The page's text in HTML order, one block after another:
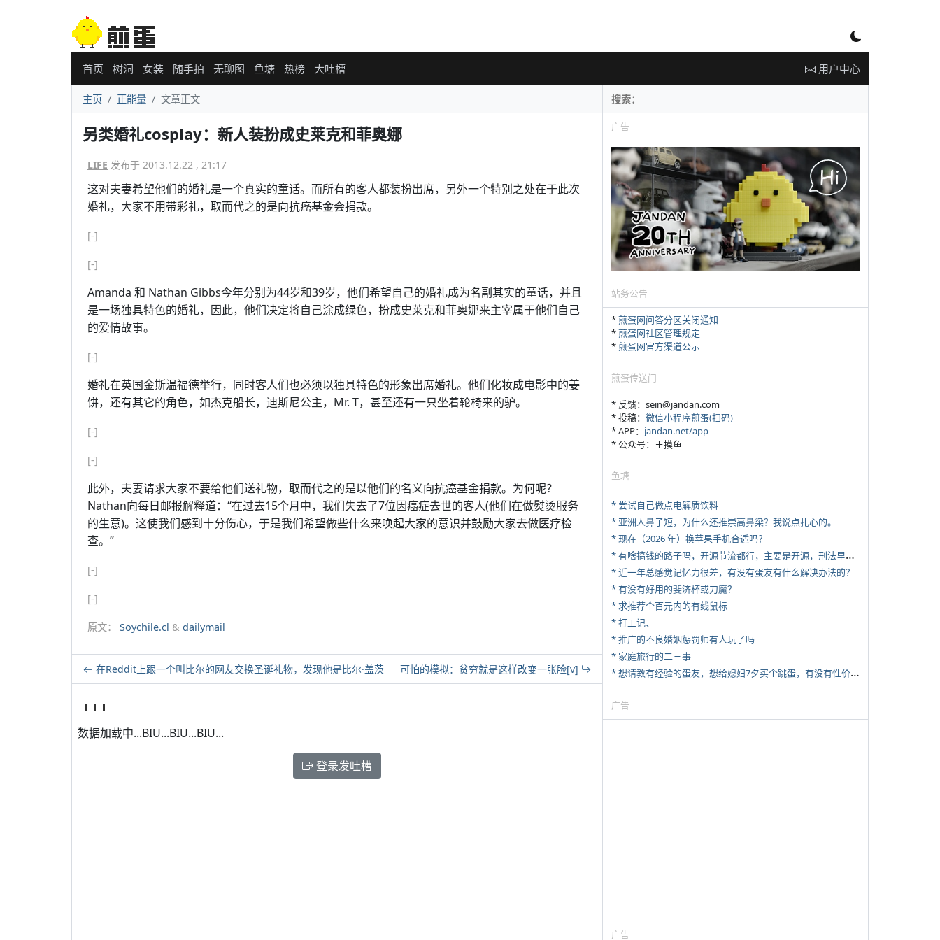
首页 树洞 女装 随手拍 无聊图 鱼塘 热榜 大吐槽 用户中心
主页 正能量 文章正文
另类婚礼cosplay：新人装扮成史莱克和菲奥娜
LIFE 发布于 2013.12.22 , 21:17
这对夫妻希望他们的婚礼是一个真实的童话。而所有的客人都装扮出席，另外一个特别之处在于此次
婚礼，大家不用带彩礼，取而代之的是向抗癌基金会捐款。
[-]
[-]
Amanda 和 Nathan Gibbs今年分别为44岁和39岁，他们希望自己的婚礼成为名副其实的童话，并且
是一场独具特色的婚礼，因此，他们决定将自己涂成绿色，扮成史莱克和菲奥娜来主宰属于他们自己
的爱情故事。
[-]
婚礼在英国金斯温福德举行，同时客人们也必须以独具特色的形象出席婚礼。他们化妆成电影中的姜
饼，还有其它的角色，如杰克船长，迪斯尼公主，Mr. T，甚至还有一只坐着轮椅来的驴。
[-]
[-]
此外，夫妻请求大家不要给他们送礼物，取而代之的是以他们的名义向抗癌基金捐款。为何呢？
Nathan向每日邮报解释道：“在过去15个月中，我们失去了7位因癌症去世的客人(他们在做熨烫服务
的生意)。这使我们感到十分伤心，于是我们希望做些什么来唤起大家的意识并鼓励大家去做医疗检
查。”
[-]
[-]
原文： Soychile.cl & dailymail
在Reddit上跟一个叫比尔的网友交换圣诞礼物，发现他是比尔·盖茨 可怕的模拟：贫穷就是这样改变一张脸[v]
数据加载中...BIU...BIU...BIU...
登录发吐槽
广告
站务公告
*煎蛋网问答分区关闭通知
*煎蛋网社区管理规定
*煎蛋网官方渠道公示
煎蛋传送门
* 反馈：sein@jandan.com
* 投稿： 微信小程序煎蛋(扫码)
* APP： jandan.net/app
* 公众号：王摸鱼
鱼塘
* 尝试自己做点电解质饮料
* 亚洲人鼻子短，为什么还推崇高鼻梁？我说点扎心的。
* 现在（2026 年）换苹果手机合适吗？
*
有啥搞钱的路子吗，开源节流都行，主要是开源，刑法里的咱不做
* 近一年总感觉记忆力很差，有没有蛋友有什么解决办法的？
* 有没有好用的斐济杯或刀魔？
* 求推荐个百元内的有线鼠标
* 打工记、
* 推广的不良婚姻惩罚师有人玩了吗
* 家庭旅行的二三事
*
想请教有经验的蛋友，想给媳妇7夕买个跳蛋，有没有性价比高的推荐
广告
广告